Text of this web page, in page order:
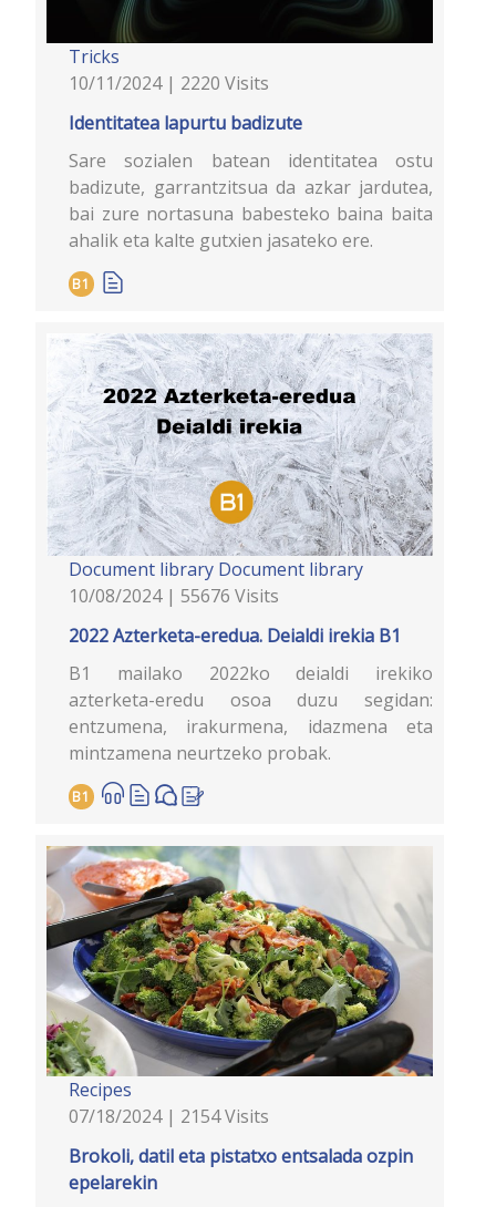
Tricks
10/11/2024 | 2220 Visits
Identitatea lapurtu badizute
Sare sozialen batean identitatea ostu
badizute, garrantzitsua da azkar jardutea,
bai zure nortasuna babesteko baina baita
ahalik eta kalte gutxien jasateko ere.
B1
Document library Document library
10/08/2024 | 55676 Visits
2022 Azterketa-eredua. Deialdi irekia B1
B1 mailako 2022ko deialdi irekiko
azterketa-eredu osoa duzu segidan:
entzumena, irakurmena, idazmena eta
mintzamena neurtzeko probak.
B1
Recipes
07/18/2024 | 2154 Visits
Brokoli, datil eta pistatxo entsalada ozpin
epelarekin